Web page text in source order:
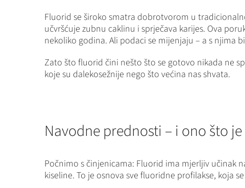
Fluorid se široko smatra dobrotvorom u
učvršćuje zubnu caklinu i sprječava karijes. Ova
nekoliko godina. Ali podaci se mijenjaju – a s njima
Zato što fluorid čini nešto što se gotovo nikada ne
koje su dalekosežnije nego što većina nas shvata.
Navodne prednosti – i ono što
Počnimo s činjenicama: Fluorid ima mjerljiv učinak
kiseline. To je osnova sve fluoridne profilakse, koja